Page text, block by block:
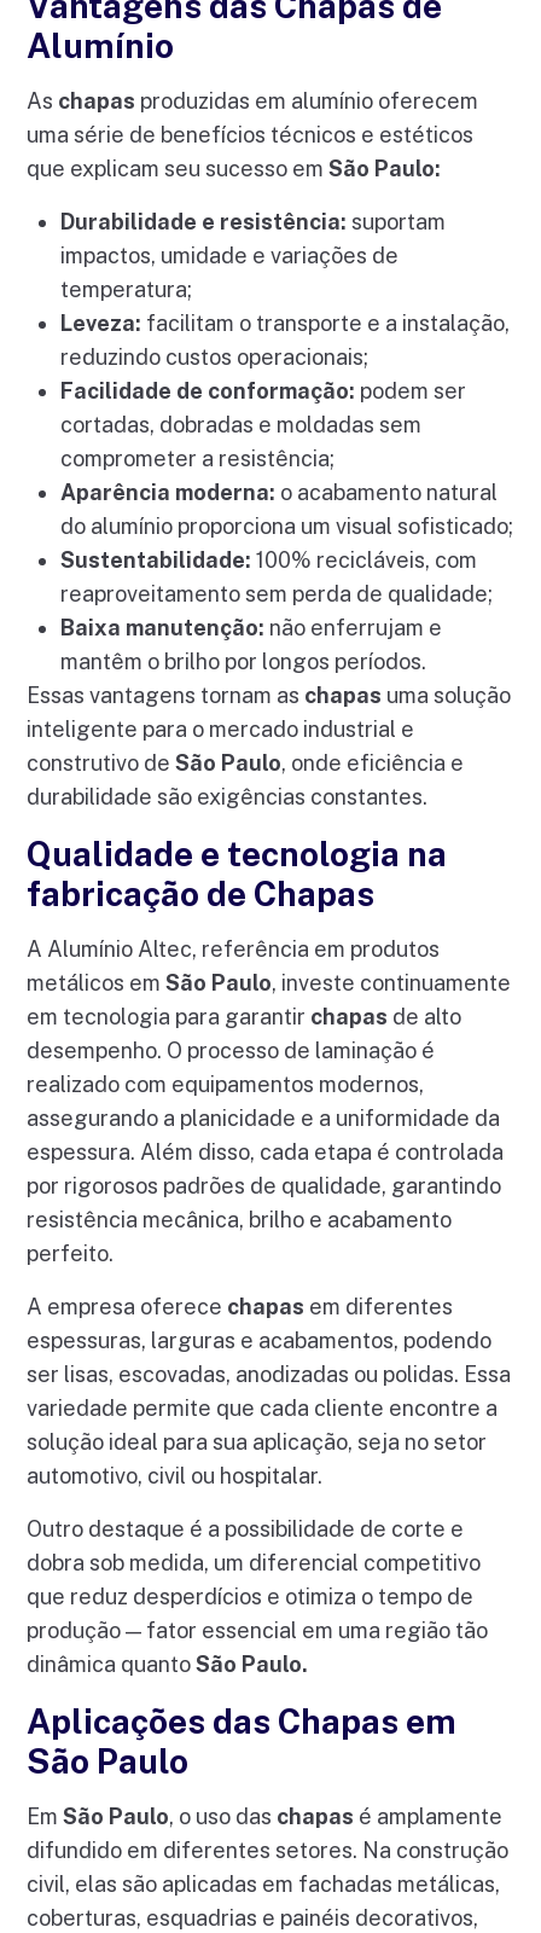
Alumínio
As chapas produzidas em alumínio oferecem
uma série de benefícios técnicos e estéticos
que explicam seu sucesso emSão Paulo:
Durabilidade e resistência: suportam
impactos, umidade e variações de
temperatura;
Leveza: facilitam o transporte e a instalação,
reduzindo custos operacionais;
Facilidade de conformação: podem ser
cortadas, dobradas e moldadas sem
comprometer a resistência;
Aparência moderna: o acabamento natural
do alumínio proporciona um visual sofisticado;
Sustentabilidade: 100% recicláveis, com
reaproveitamento sem perda de qualidade;
Baixa manutenção: não enferrujam e
mantêm o brilho por longos períodos.
Essas vantagens tornam as chapas uma solução
inteligente para o mercado industrial e
construtivo deSão Paulo, onde eficiência e
durabilidade são exigências constantes.
Qualidade e tecnologia na
fabricação de Chapas
A Alumínio Altec, referência em produtos
metálicos em São Paulo, investe continuamente
em tecnologia para garantir chapas de alto
desempenho. O processo de laminação é
realizado com equipamentos modernos,
assegurando a planicidade e a uniformidade da
espessura. Além disso, cada etapa é controlada
por rigorosos padrões de qualidade, garantindo
resistência mecânica, brilho e acabamento
perfeito.
A empresa oferece chapas em diferentes
espessuras, larguras e acabamentos, podendo
ser lisas, escovadas, anodizadas ou polidas. Essa
variedade permite que cada cliente encontre a
solução ideal para sua aplicação, seja no setor
automotivo, civil ou hospitalar.
Outro destaque é a possibilidade de corte e
dobra sob medida, um diferencial competitivo
que reduz desperdícios e otimiza o tempo de
produção — fator essencial em uma região tão
dinâmica quantoSão Paulo.
Aplicações das Chapas em
São Paulo
Em São Paulo, o uso das chapas é amplamente
difundido em diferentes setores. Na construção
civil, elas são aplicadas em fachadas metálicas,
coberturas, esquadrias e painéis decorativos,